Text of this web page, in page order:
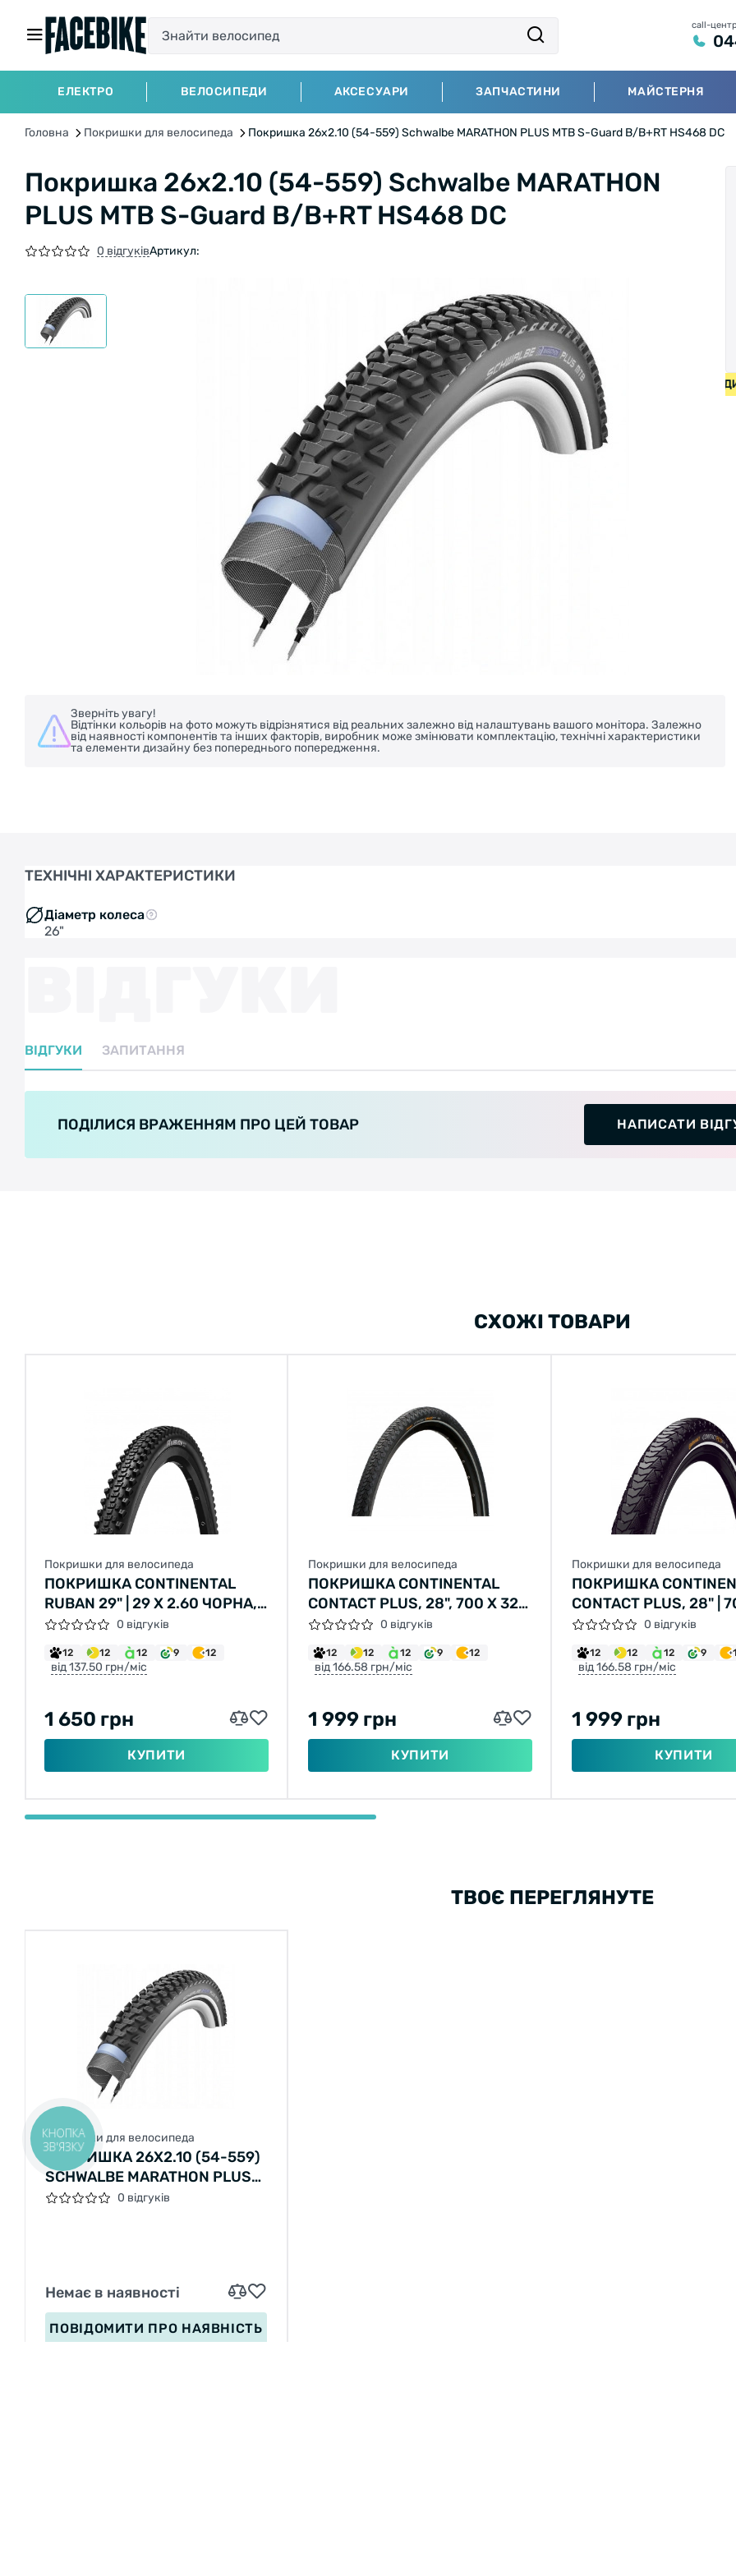
call-
ЕЛЕКТРО ВЕЛОСИПЕДИ АКСЕСУАРИ ЗАПЧАСТИНИ МАЙСТЕРНЯ
Головна Покришки для велосипеда Покришка 26x2.10 (54-559) Schwalbe MARATHON PLUS MTB S-Guard B/B+RT HS468 DC
Покришка 26x2.10 (54-559) Schwalbe MARATHON
PLUS MTB S-Guard B/B+RT HS468 DC
0 відгуківАртикул:
Зверніть увагу!
Відтінки кольорів на фото можуть відрізнятися від реальних залежно від налаштувань вашого монітора. Залежно
від наявності компонентів та інших факторів, виробник може змінювати комплектацію, технічні характеристики
та елементи дизайну без попереднього попередження.
БЕЗКОШТОВНА ДОСТАВКА НА ВЕЛОСИПЕДИ ВІД 2000 ГРН • БЕЗКОШТОВНА ДОСТАВКА НА
ТЕХНІЧНІ ХАРАКТЕРИСТИКИ
Діаметр колеса
26"
ВІДГУКИ ЗАПИТАННЯ
ПОДІЛИСЯ ВРАЖЕННЯМ ПРО ЦЕЙ ТОВАР НАПИСАТИ
СХОЖІ ТОВАРИ
Покришки для велосипеда
ПОКРИШКА CONTINENTAL
RUBAN 29" | 29 X 2.60 ЧОРНА,
НЕ СКЛАДНА0 відгуків
12 12 12 9 12
від 137.50 грн/міс
1 650 грн
КУПИТИ
Покришки для велосипеда
ПОКРИШКА CONTINENTAL
CONTACT PLUS, 28", 700 X 32C,
28 X 1 1/4 X 1 3/4, 32-622,
ЧОРНА, НЕ СКЛАДНА,
СВІТЛОВІДБИВНА,
0 відгуків
12 12 12 9 12
від 166.58 грн/міс
1 999 грн
КУПИТИ
Покришки для велосипеда
ПОКРИШКА
CONTACT PLUS, 28" |
| 28 X 1 3/8 X 1 5/8,
СКЛАДНА,
0 відгуків
12 12 12 9
від 166.58 грн/міс
1 999 грн
КУПИТИ
ТВОЄ ПЕРЕГЛЯНУТЕ
Покришки для велосипеда
ПОКРИШКА 26X2.10 (54-559)
SCHWALBE MARATHON PLUS
MTB S-GUARD B/B+RT HS468
0 відгуків
Немає в наявності
ПОВІДОМИТИ ПРО НАЯВНІСТЬ
КНОПКА
ЗВ'ЯЗКУ